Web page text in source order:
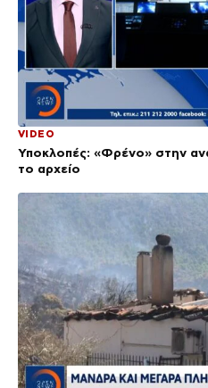
VIDEO
Υποκλοπές: «Φρένο» στην
το αρχείο